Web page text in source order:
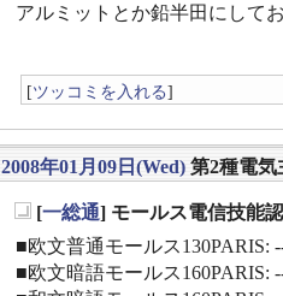
アルミットとか鉛半田にして
[ツッコミを入れる]
2008年01月09日(Wed) 第2種電気
[一総通] モールス電信技能
■欧文普通モールス130PARIS:
■欧文暗語モールス160PARIS: